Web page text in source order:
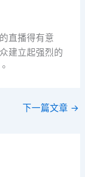
直播得有意
建立起强烈的
下一篇文章 →